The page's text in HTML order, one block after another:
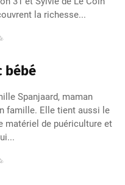
la richesse...
bébé
Spanjaard, maman
famille. Elle tient aussi le
matériel de puériculture et